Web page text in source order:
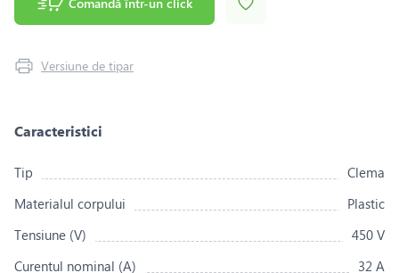
Versiune de tipar
Caracteristici
Tip
Clema
Materialul corpului
Plastic
Tensiune (V)
450 V
Curentul nominal (A)
32 А